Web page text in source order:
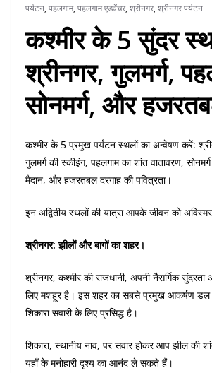
पर्यटन,पहलगाम,पहलगाम एडवेंचर,श्रीनगर,श्रीनगर पर्यटन
कश्मीर के 5 सुंदर
श्रीनगर, गुलमर्ग,
सोनमर्ग, और
कश्मीर के 5 प्रमुख पर्यटन स्थलों का अन्वेषण करें:
गुलमर्ग की स्कीइंग, पहलगाम का शांत वातावरण,
मैदान, और हजरतबल दरगाह की पवित्रता।
इन अद्वितीय स्थलों की यात्रा आपके जीवन को
श्रीनगर: झीलों और बागों का शहर।
श्रीनगर, कश्मीर की राजधानी, अपनी नैसर्गिक
लिए मशहूर है। इस शहर का सबसे प्रमुख आकर्षण डल
शिकारा सवारी के लिए प्रसिद्ध है।
शिकारा, स्थानीय नाव, पर सवार होकर आप झील की
यहाँ के मनोहारी दृश्य का आनंद ले सकते हैं।